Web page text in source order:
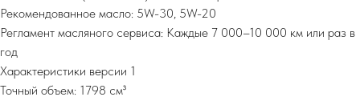
Рекомендованное масло: 5W-30, 5W-20
Регламент масляного сервиса: Каждые 7 000–10 000 км или раз в
год
Характеристики версии 1
Точный объем: 1798 см³